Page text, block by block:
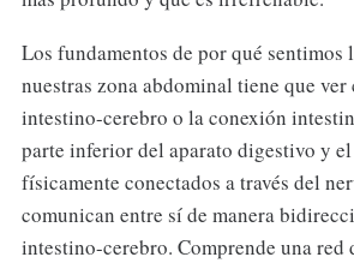
Los fundamentos de por qué sentimos
nuestras zona abdominal tiene que ver
intestino-cerebro o la conexión
parte inferior del aparato digestivo y
físicamente conectados a través del
comunican entre sí de manera
intestino-cerebro. Comprende una red